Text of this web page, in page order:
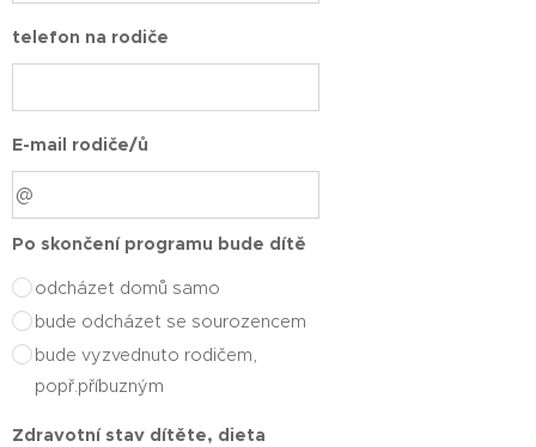
telefon na rodiče
E-mail rodiče/ů
Po skončení programu bude dítě
odcházet domů samo
bude odcházet se sourozencem
bude vyzvednuto rodičem,
popř.příbuzným
Zdravotní stav dítěte, dieta